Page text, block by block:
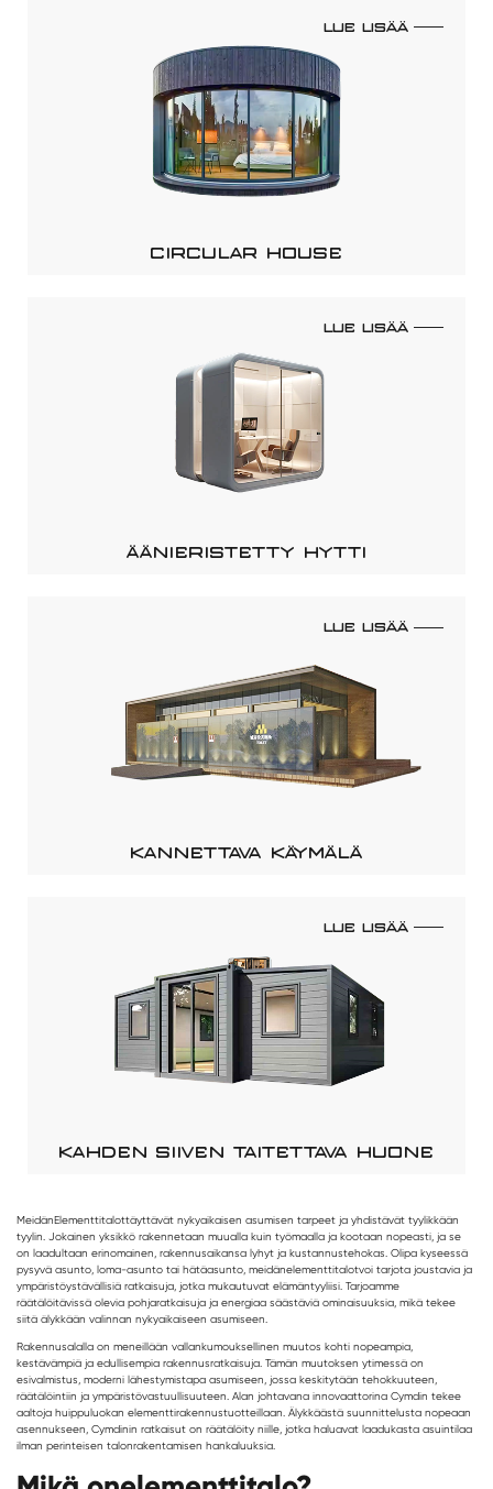
CIRCULAR HOUSE
LUE LISÄÄ
ÄÄNIERISTETTY HYTTI
LUE LISÄÄ
KANNETTAVA KÄYMÄLÄ
LUE LISÄÄ
KAHDEN SIIVEN TAITETTAVA HUONE
LUE LISÄÄ
MeidänElementtitalottäyttävät nykyaikaisen asumisen tarpeet ja yhdistävät tyylikkään
tyylin. Jokainen yksikkö rakennetaan muualla kuin työmaalla ja kootaan nopeasti, ja se
on laadultaan erinomainen, rakennusaikansa lyhyt ja kustannustehokas. Olipa kyseessä
pysyvä asunto, loma-asunto tai hätäasunto, meidänelementtitalotvoi tarjota joustavia ja
ympäristöystävällisiä ratkaisuja, jotka mukautuvat elämäntyyliisi. Tarjoamme
räätälöitävissä olevia pohjaratkaisuja ja energiaa säästäviä ominaisuuksia, mikä tekee
siitä älykkään valinnan nykyaikaiseen asumiseen.
Rakennusalalla on meneillään vallankumouksellinen muutos kohti nopeampia,
kestävämpiä ja edullisempia rakennusratkaisuja. Tämän muutoksen ytimessä on
esivalmistus, moderni lähestymistapa asumiseen, jossa keskitytään tehokkuuteen,
räätälöintiin ja ympäristövastuullisuuteen. Alan johtavana innovaattorina Cymdin tekee
aaltoja huippuluokan elementtirakennustuotteillaan. Älykkäästä suunnittelusta nopeaan
asennukseen, Cymdinin ratkaisut on räätälöity niille, jotka haluavat laadukasta asuintilaa
ilman perinteisen talonrakentamisen hankaluuksia.